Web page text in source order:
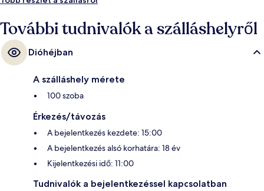
További tudnivalók a szálláshelyről
Dióhéjban
A szálláshely mérete
100 szoba
Érkezés/távozás
A bejelentkezés kezdete: 15:00
A bejelentkezés alsó korhatára: 18 év
Kijelentkezési idő: 11:00
Tudnivalók a bejelentkezéssel kapcsolatban